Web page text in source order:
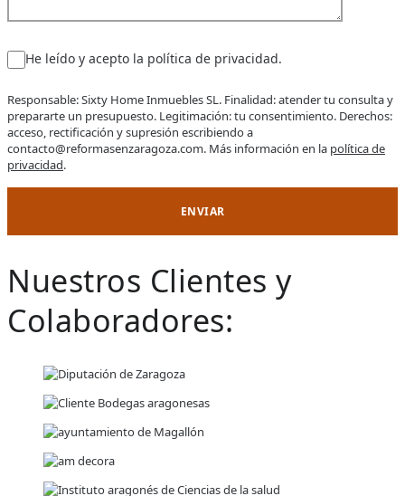
He leído y acepto la política de privacidad.
Responsable: Sixty Home Inmuebles SL. Finalidad: atender tu consulta y
prepararte un presupuesto. Legitimación: tu consentimiento. Derechos:
acceso, rectificación y supresión escribiendo a
contacto@reformasenzaragoza.com. Más información en la política de
privacidad.
Nuestros Clientes y
Colaboradores: